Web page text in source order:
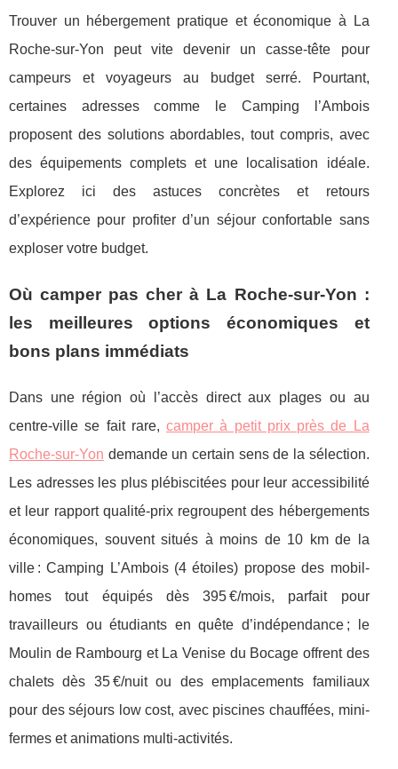
Trouver un hébergement pratique et économique à La
Roche-sur-Yon peut vite devenir un casse-tête pour
campeurs et voyageurs au budget serré. Pourtant,
certaines adresses comme le Camping l’Ambois
proposent des solutions abordables, tout compris, avec
des équipements complets et une localisation idéale.
Explorez ici des astuces concrètes et retours
d’expérience pour profiter d’un séjour confortable sans
exploser votre budget.
Où camper pas cher à La Roche-sur-Yon :
les meilleures options économiques et
bons plans immédiats
Dans une région où l’accès direct aux plages ou au
centre-ville se fait rare,camper à petit prix près de La
Roche-sur-Yon demande un certain sensde la sélection.
Les adresses les plus plébiscitées pour leur accessibilité
et leur rapport qualité-prix regroupent des hébergements
économiques, souvent situés à moins de 10 km de la
ville : Camping L’Ambois (4 étoiles) propose des mobil-
homes tout équipés dès 395 €/mois, parfait pour
travailleurs ou étudiants en quête d’indépendance ; le
Moulin de Rambourg et La Venise du Bocage offrent des
chalets dès 35 €/nuit ou des emplacements familiaux
pour des séjours low cost, avec piscines chauffées, mini-
fermes et animations multi-activités.